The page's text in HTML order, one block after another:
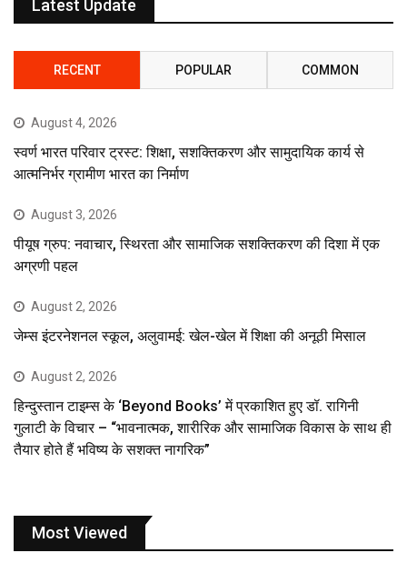
Latest Update
RECENT POPULAR COMMON
August 4, 2026
स्वर्ण भारत परिवार ट्रस्ट: शिक्षा, सशक्तिकरण और सामुदायिक कार्य से
आत्मनिर्भर ग्रामीण भारत का निर्माण
August 3, 2026
पीयूष ग्रुप: नवाचार, स्थिरता और सामाजिक सशक्तिकरण की दिशा में एक
अग्रणी पहल
August 2, 2026
जेम्स इंटरनेशनल स्कूल, अलुवामई: खेल-खेल में शिक्षा की अनूठी मिसाल
August 2, 2026
हिन्दुस्तान टाइम्स के ‘Beyond Books’ में प्रकाशित हुए डॉ. रागिनी
गुलाटी के विचार – “भावनात्मक, शारीरिक और सामाजिक विकास के साथ ही
तैयार होते हैं भविष्य के सशक्त नागरिक”
Most Viewed